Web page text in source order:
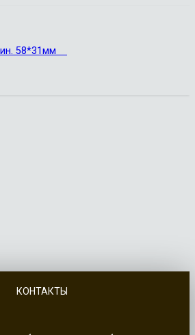
58*31мм
КОНТАКТЫ